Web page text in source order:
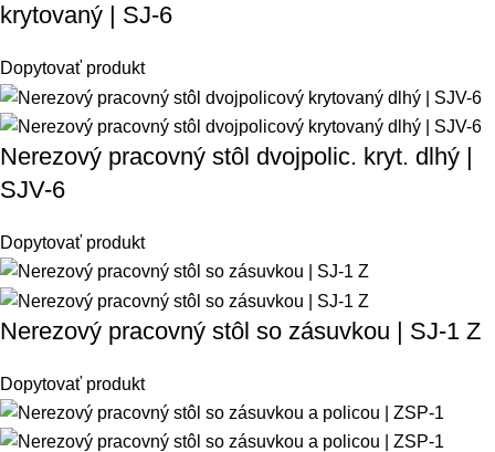
krytovaný | SJ-6
Dopytovať produkt
Nerezový pracovný stôl dvojpolic. kryt. dlhý |
SJV-6
Dopytovať produkt
Nerezový pracovný stôl so zásuvkou | SJ-1 Z
Dopytovať produkt